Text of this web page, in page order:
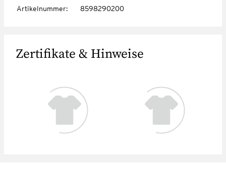
Artikelnummer: 8598290200
Zertifikate & Hinweise